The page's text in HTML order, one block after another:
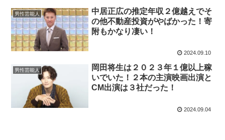
男性芸能人
中居正広の推定年収２億越えでそ
の他不動産投資がやばかった！寄
附もかなり凄い！
2024.09.10
男性芸能人
岡田将生は２０２３年１億以上稼
いでいた！２本の主演映画出演と
CM出演は３社だった！
2024.09.04